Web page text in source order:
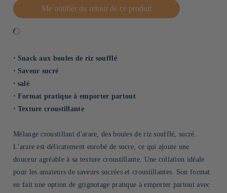
Me notifier du retour de ce produit
⋅ Snack aux boules de riz soufflé
⋅ Saveur sucré
⋅ salé
⋅ Format pratique à emporter partout
⋅ Texture croustillante
Mélange croustillant d'arare, des boules de riz soufflé, sucré.
L'arare est délicatement enrobé de sucre, ce qui ajoute une
douceur agréable à sa texture croustillante. Une collation idéale
pour les amateurs de saveurs sucrées et croustillantes. Son format
en fait une option de grignotage pratique à emporter partout avec